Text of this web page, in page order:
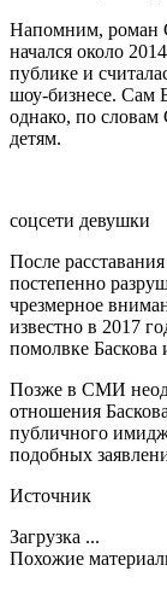
Напомним, роман
начался около
публике и
шоу-бизнесе. Сам
однако, по словам
детям.
соцсети девушки
После
постепенно
чрезмерное
известно в 2017
помолвке
Позже в СМИ
отношения
публичного
подобных
Источник
Загрузка ...
Похожие